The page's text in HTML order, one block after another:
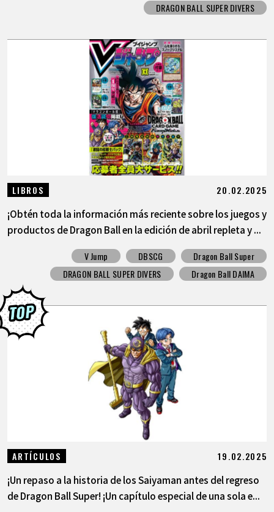
DRAGON BALL SUPER DIVERS
LIBROS 20.02.2025
¡Obtén toda la información más reciente sobre los juegos y
productos de Dragon Ball en la edición de abril repleta y ...
V Jump DBSCG
Dragon Ball Super
DRAGON BALL SUPER DIVERS
Dragon Ball DAIMA
ARTÍCULOS 19.02.2025
¡Un repaso a la historia de los Saiyaman antes del regreso
de Dragon Ball Super! ¡Un capítulo especial de una sola e...